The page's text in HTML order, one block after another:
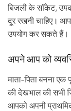
बिजली के सॉकेट,
दूर रखनी चाहिए।
उपयोग कर सकते हैं।
अपने आप को
माता-पिता बनना
की देखभाल की सभी
आपको अपनी